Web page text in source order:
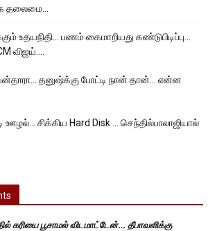
தலைமை…
உதயநிதி… பணம் கைமாறியது கண்டுபிடிப்பு…
விஜய்….
தனுஷ்க்கு போட்டி நான் தான்… என்ன
ஊழல்… சிக்கிய Hard Disk … செந்தில்பாலாஜியால்
கரியை பூசாமல் விடமாட்டேன்… தீபாவளிக்கு